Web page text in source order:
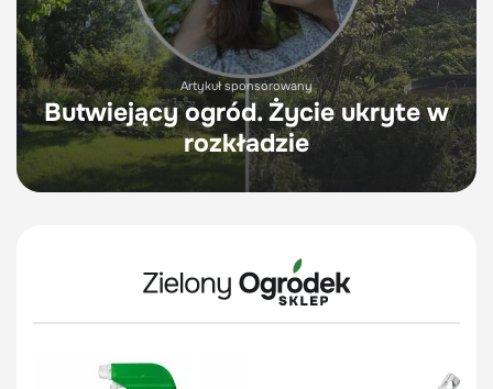
Artykuł sponsorowany
Butwiejący ogród. Życie ukryte w
rozkładzie